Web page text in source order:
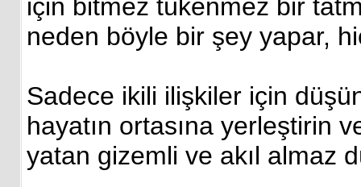
için bitmez tükenmez bir
neden böyle bir şey yapar,
Sadece ikili ilişkiler için
hayatın ortasına yerleştirin
yatan gizemli ve akıl almaz